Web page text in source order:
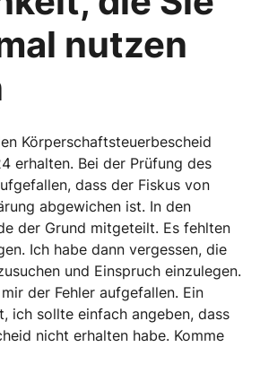
nutzen
Körperschaftsteuerbescheid
erhalten. Bei der Prüfung des
dass der Fiskus von
abgewichen ist. In den
der Grund mitgeteilt. Es fehlten
Ich habe dann vergessen, die
und Einspruch einzulegen.
der Fehler aufgefallen. Ein
ich sollte einfach angeben, dass
nicht erhalten habe. Komme